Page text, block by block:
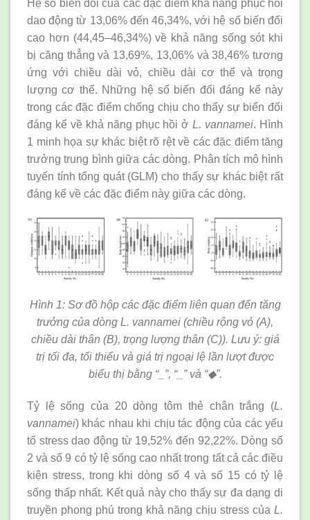
Hệ số biến đổi của các đặc điểm khả năng phục hồi
dao động từ 13,06% đến 46,34%, với hệ số biến đổi
cao hơn (44,45–46,34%) về khả năng sống sót khi
bị căng thẳng và 13,69%, 13,06% và 38,46% tương
ứng với chiều dài vỏ, chiều dài cơ thể và trọng
lượng cơ thể. Những hệ số biến đổi đáng kể này
trong các đặc điểm chống chịu cho thấy sự biến đổi
đáng kể về khả năng phục hồi ởL. vannamei. Hình
1 minh họa sự khác biệt rõ rệt về các đặc điểm tăng
trưởng trung bình giữa các dòng. Phân tích mô hình
tuyến tính tổng quát (GLM) cho thấy sự khác biệt rất
đáng kể về các đặc điểm này giữa các dòng.
Hình 1: Sơ đồ hộp các đặc điểm liên quan đến tăng
trưởng của dòng L. vannamei (chiều rộng vỏ (A),
chiều dài thân (B), trọng lượng thân (C)). Lưu ý: giá
trị tối đa, tối thiểu và giá trị ngoại lệ lần lượt được
biểu thị bằng “_”, “_” và “◆”.
Tỷ lệ sống của 20 dòng tôm thẻ chân trắng (L.
vannamei) khác nhau khi chịu tác động của các yếu
tố stress dao động từ 19,52% đến 92,22%. Dòng số
2 và số 9 có tỷ lệ sống cao nhất trong tất cả các điều
kiện stress, trong khi dòng số 4 và số 15 có tỷ lệ
sống thấp nhất. Kết quả này cho thấy sự đa dạng di
truyền phong phú trong khả năng chịu stress của L.